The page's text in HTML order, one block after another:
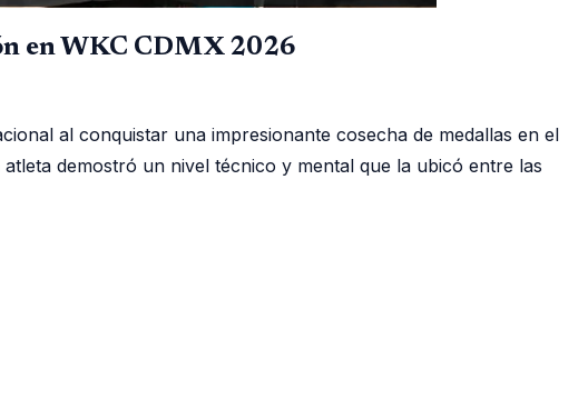
en WKC CDMX 2026
al conquistar una impresionante cosecha de medallas en el
demostró un nivel técnico y mental que la ubicó entre las